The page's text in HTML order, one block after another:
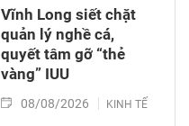
Vĩnh Long siết chặt
quản lý nghề cá,
quyết tâm gỡ “thẻ
vàng” IUU
08/08/2026 KINH TẾ